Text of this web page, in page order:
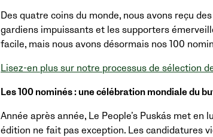
Des quatre coins du monde, nous avons reçu
gardiens impuissants et les supporters
facile, mais nous avons désormais nos 100
Lisez-en plus sur notre processus de sélection
Les 100 nominés : une célébration mondiale du
Année après année, Le People’s Puskás met
édition ne fait pas exception. Les candidatures